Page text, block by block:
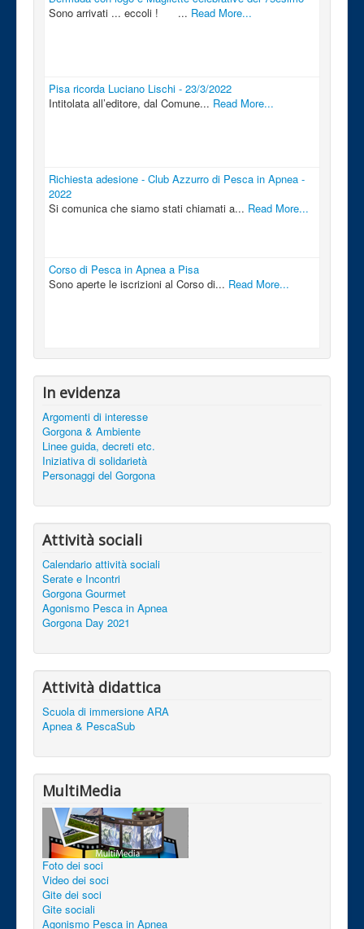
Sono arrivati ... eccoli ! ... Read More...
Pisa ricorda Luciano Lischi - 23/3/2022
Intitolata all’editore, dal Comune... Read More...
Richiesta adesione - Club Azzurro di Pesca in Apnea -
2022
Si comunica che siamo stati chiamati a... Read More...
Corso di Pesca in Apnea a Pisa
Sono aperte le iscrizioni al Corso di... Read More...
In evidenza
Argomenti di interesse
Gorgona & Ambiente
Linee guida, decreti etc.
Iniziativa di solidarietà
Personaggi del Gorgona
Attività sociali
Calendario attività sociali
Serate e Incontri
Gorgona Gourmet
Agonismo Pesca in Apnea
Gorgona Day 2021
Attività didattica
Scuola di immersione ARA
Apnea & PescaSub
MultiMedia
Foto dei soci
Video dei soci
Gite dei soci
Gite sociali
Agonismo Pesca in Apnea